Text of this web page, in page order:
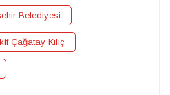
Belediyesi
Çağatay Kılıç